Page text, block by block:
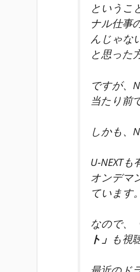
というこ
ナル仕事
んじゃな
と思った
ですが、
当たり前
しかも、
U-NEXTも
オンデマ
ています。
なので、
ト」 も視